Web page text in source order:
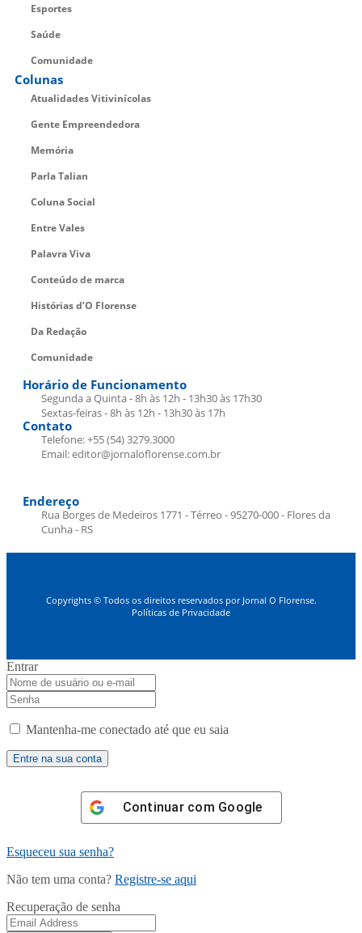
Esportes
Saúde
Comunidade
Colunas
Atualidades Vitivinícolas
Gente Empreendedora
Memória
Parla Talian
Coluna Social
Entre Vales
Palavra Viva
Conteúdo de marca
Histórias d’O Florense
Da Redação
Comunidade
Horário de Funcionamento
Segunda a Quinta - 8h às 12h - 13h30 às 17h30
Sextas-feiras - 8h às 12h - 13h30 às 17h
Contato
Telefone: +55 (54) 3279.3000
Email: editor@jornaloflorense.com.br
Endereço
Rua Borges de Medeiros 1771 - Térreo - 95270-000 - Flores da
Cunha - RS
Copyrights © Todos os direitos reservados por Jornal O Florense.
Políticas de Privacidade
Entrar
Mantenha-me conectado até que eu saia
Continuar com Google
Esqueceu sua senha?
Não tem uma conta? Registre-se aqui
Recuperação de senha